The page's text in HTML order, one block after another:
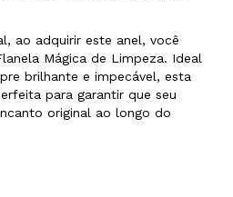
ao adquirir este anel, você
Mágica de Limpeza. Ideal
brilhante e impecável, esta
para garantir que seu
original ao longo do